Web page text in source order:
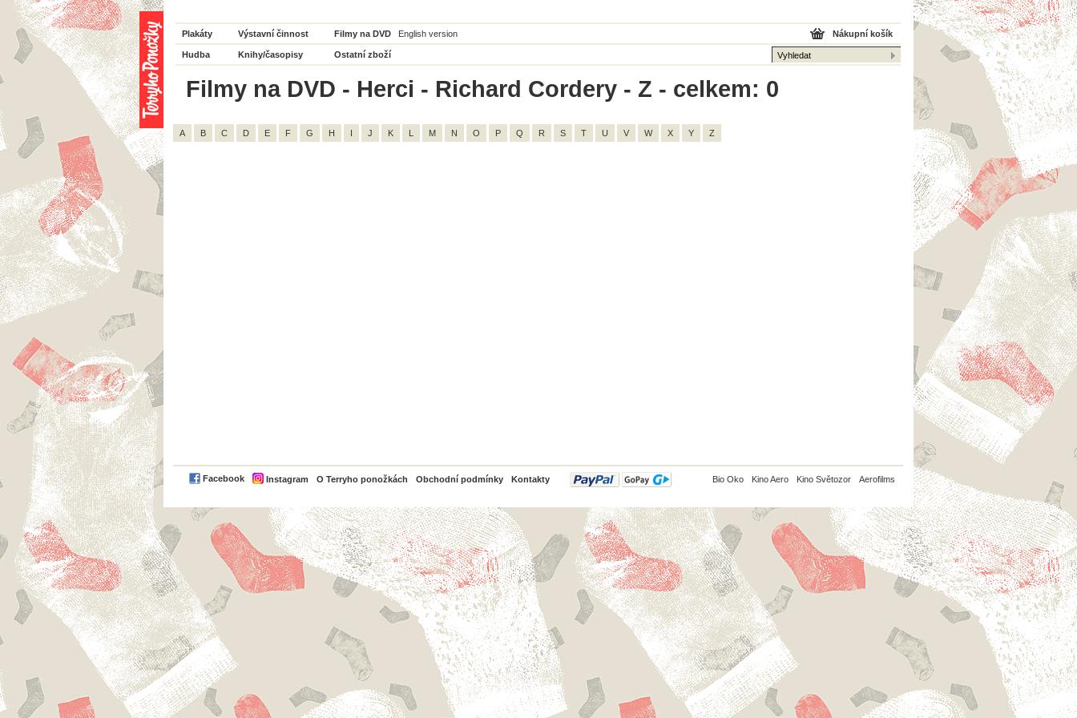
Plakáty Výstavní činnost Filmy na DVD English version
Hudba Knihy/časopisy Ostatní zboží
Nákupní košík
Filmy na DVD - Herci - Richard Cordery - Z - celkem: 0
A B C D E F G H I J K L M N O P Q R S T U V W X Y Z
Facebook Instagram O Terryho ponožkách Obchodní podmínky Kontakty
PayPal Bio Oko Kino Aero Kino Světozor Aerofilms